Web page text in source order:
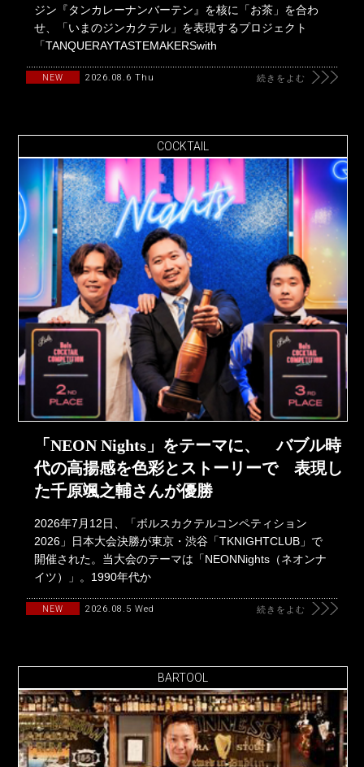
ジン『タンカレーナンバーテン』を核に「お茶」を合わ
せ、「いまのジンカクテル」を表現するプロジェクト
「TANQUERAYTASTEMAKERSwith
NEW 2026.08.6 Thu 続きをよむ
COCKTAIL
「NEON Nights」をテーマに、 バブル時
代の高揚感を色彩とストーリーで 表現し
た千原颯之輔さんが優勝
2026年7月12日、「ボルスカクテルコンペティション
2026」日本大会決勝が東京・渋谷「TKNIGHTCLUB」で
開催された。当大会のテーマは「NEONNights（ネオンナ
イツ）」。1990年代か
NEW 2026.08.5 Wed 続きをよむ
BARTOOL